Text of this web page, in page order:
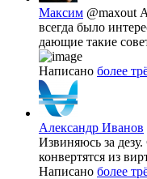
Максим @maxout
всегда было
дающие такие
Написано более
Александр Иванов
Извиняюсь за
конвертятся из
Написано более